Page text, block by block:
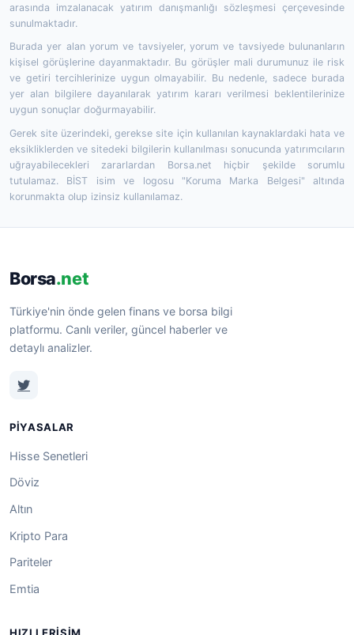
arasında imzalanacak yatırım danışmanlığı sözleşmesi çerçevesinde
sunulmaktadır.
Burada yer alan yorum ve tavsiyeler, yorum ve tavsiyede bulunanların
kişisel görüşlerine dayanmaktadır. Bu görüşler mali durumunuz ile risk
ve getiri tercihlerinize uygun olmayabilir. Bu nedenle, sadece burada
yer alan bilgilere dayanılarak yatırım kararı verilmesi beklentilerinize
uygun sonuçlar doğurmayabilir.
Gerek site üzerindeki, gerekse site için kullanılan kaynaklardaki hata ve
eksikliklerden ve sitedeki bilgilerin kullanılması sonucunda yatırımcıların
uğrayabilecekleri zararlardan Borsa.net hiçbir şekilde sorumlu
tutulamaz. BİST isim ve logosu "Koruma Marka Belgesi" altında
korunmakta olup izinsiz kullanılamaz.
Borsa.net
Türkiye'nin önde gelen finans ve borsa bilgi
platformu. Canlı veriler, güncel haberler ve
detaylı analizler.
PIYASALAR
Hisse Senetleri
Döviz
Altın
Kripto Para
Pariteler
Emtia